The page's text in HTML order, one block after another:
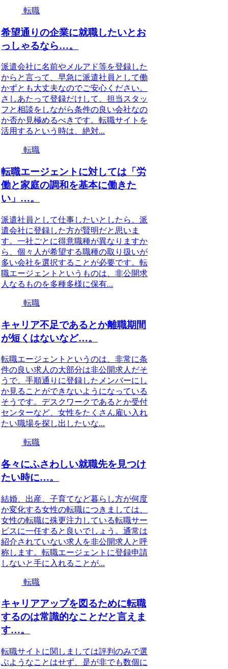
転職
希望通りの企業に就職したいとお
っしゃるなら…。
派遣会社に名前やメルアド等を登録した
からと言って、早急に派遣社員として働
かずとも大丈夫なのでご安心ください。
さしあたって登録だけして、担当スタッ
フと相談をしながら条件の良い会社なの
か否か見極めるべきです。転職サイトを
活用するという時は、絶対...
転職
転職エージェントに対しては「労
働と家庭の調和を基本に働きた
い」…。
派遣社員として仕事したいとしたら、派
遣会社に登録した方が賢明だと思いま
す。一社ごとに得意職種が異なりますか
ら、個々人が希望する職種の取り扱いが
多い会社を選択することが必要です。転
職エージェントというものは、非公開求
人なるものを多種多様に保有...
転職
キャリア不足であるとか離職期間
が短くはないなど…。
転職エージェントというのは、非常に条
件の良い求人の大部分は非公開求人だそ
うで、手順通りに登録したメンバーにし
か見ることができないようになっている
そうです。デスクワークであるとか受付
センターなど、女性をたくさん雇い入れ
たい職場を探し出したいな...
転職
各々にふさわしい就職先を見つけ
たい時に…。
結婚、出産、子育てなど暮らし方が何度
か変化する女性の転職につきましては、
女性の転職に殊更注力している転職サー
ビスに一任すると良いでしょう。通常は
紹介されていない求人を非公開求人と呼
称します。転職エージェントに登録申請
しないと手に入れることが...
転職
キャリアアップを図るために転職
するのは常識的なことだと言えま
す…。
転職サイトに関しましては評判のみで選
ぶようなことはせず、是が非でも数個に